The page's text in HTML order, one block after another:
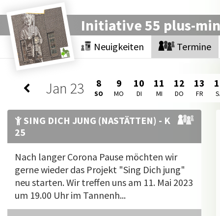
Initiative 55 plus-
Neuigkeiten Termine
Jan 23 8
SO
9
MO
10
DI
11
MI
12
DO
13
FR
SING DICH JUNG (NASTÄTTEN) - K
25
Nach langer Corona Pause möchten wir
gerne wieder das Projekt "Sing Dich jung"
neu starten. Wir treffen uns am 11. Mai 2023
um 19.00 Uhr im Tannenh...